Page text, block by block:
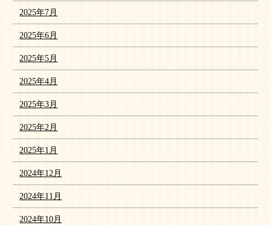
2025年7月
2025年6月
2025年5月
2025年4月
2025年3月
2025年2月
2025年1月
2024年12月
2024年11月
2024年10月